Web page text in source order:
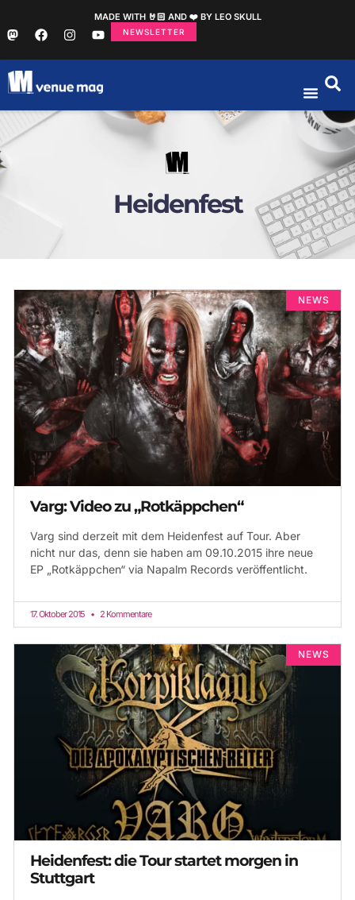
MADE WITH 🤘🏻 AND ❤️ BY LEO SKULL
NEWSLETTER
Heidenfest
NEWS
Varg: Video zu „Rotkäppchen“
Varg sind derzeit mit dem Heidenfest auf Tour. Aber
nicht nur das, denn sie haben am 09.10.2015 ihre neue
EP „Rotkäppchen“ via Napalm Records veröffentlicht.
17. Oktober 2015 2 Kommentare
NEWS
Heidenfest: die Tour startet morgen in
Stuttgart